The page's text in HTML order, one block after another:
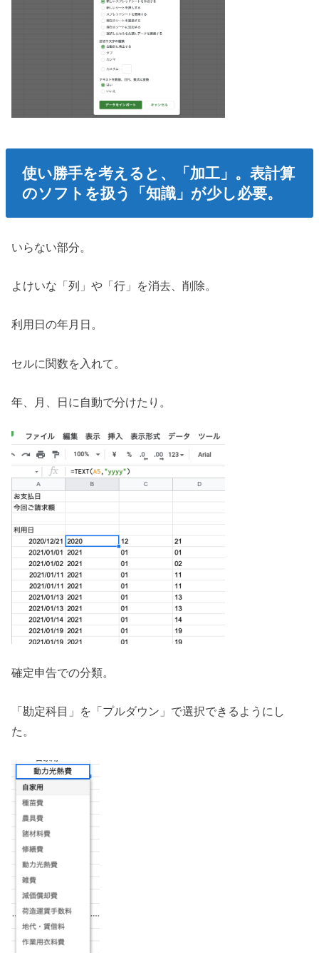
使い勝手を考えると、「加工」。表計算
のソフトを扱う「知識」が少し必要。
いらない部分。
よけいな「列」や「行」を消去、削除。
利用日の年月日。
セルに関数を入れて。
年、月、日に自動で分けたり。
確定申告での分類。
「勘定科目」を「プルダウン」で選択できるようにし
た。